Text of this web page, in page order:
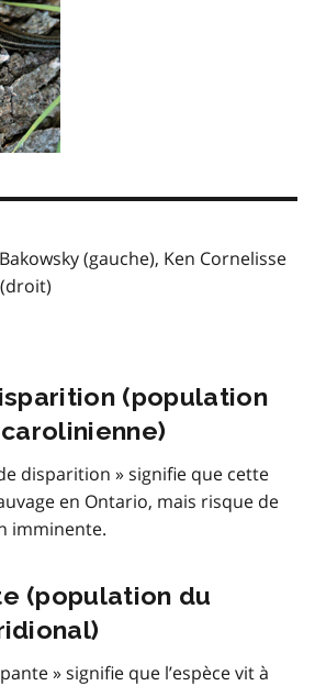
(gauche), Ken Cornelisse
(population
disparition » signifie que cette
en Ontario, mais risque de
imminente.
(population du
» signifie que l’espèce vit à